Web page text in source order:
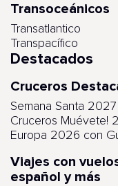
Transoceánicos
Transatlantico
Transpacífico
Destacados
Cruceros
Semana Santa 2027
Cruceros Muévete!
Europa 2026 con
Viajes con
español y más